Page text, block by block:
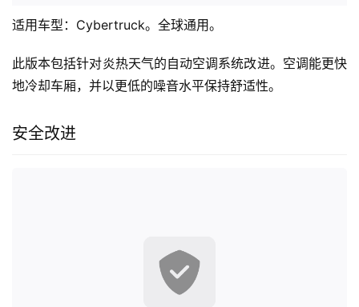
适用车型：Cybertruck。全球通用。
此版本包括针对炎热天气的自动空调系统改进。空调能更快
地冷却车厢，并以更低的噪音水平保持舒适性。
安全改进